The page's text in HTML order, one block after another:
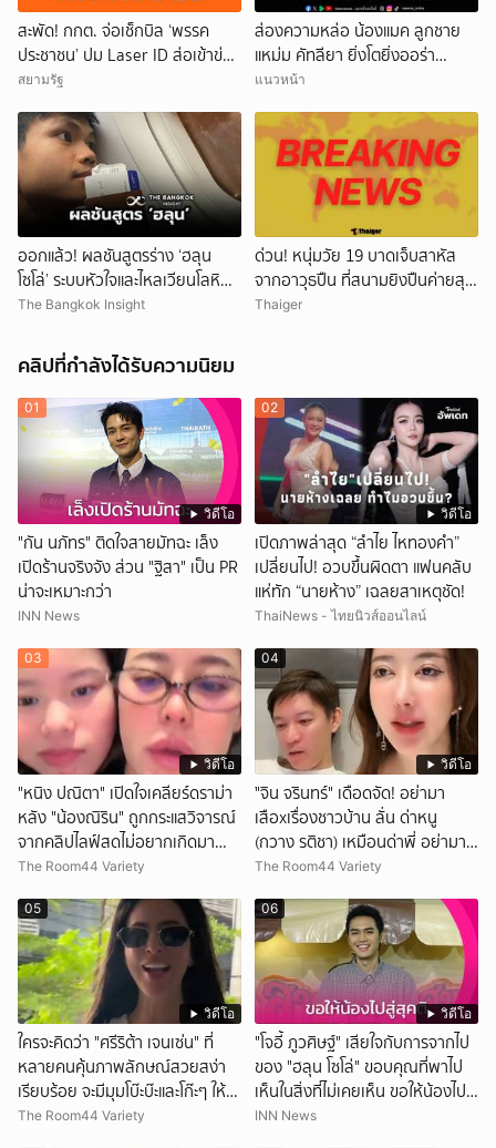
สะพัด! กกต. จ่อเช็กบิล ‘พรรค
ประชาชน’ ปม Laser ID ส่อเข้าข่าย
ยุบพรรคตาม ม.92
สยามรัฐ
ส่องความหล่อ น้องแมค ลูกชาย
แหม่ม คัทลียา ยิ่งโตยิ่งออร่า
พระเอกพุ่ง
แนวหน้า
ออกแล้ว! ผลชันสูตรร่าง ‘ฮลุน
โซโล่’ ระบบหัวใจและไหลเวียนโลหิต
ล้มเหลว
The Bangkok Insight
ด่วน! หนุ่มวัย 19 บาดเจ็บสาหัส
จากอาวุธปืน ที่สนามยิงปืนค่ายสุร
นารี โคราช ตำรวจเร่งสอบสาเหตุ
Thaiger
คลิปที่กำลังได้รับความนิยม
วิดีโอ
01
"กัน นภัทร" ติดใจสายมัทฉะ เล็ง
เปิดร้านจริงจัง ส่วน "ฐิสา" เป็น PR
น่าจะเหมาะกว่า
INN News
วิดีโอ
02
เปิดภาพล่าสุด “ลำไย ไหทองคำ”
เปลี่ยนไป! อวบขึ้นผิดตา แฟนคลับ
แห่ทัก “นายห้าง” เฉลยสาเหตุชัด!
ThaiNews - ไทยนิวส์ออนไลน์
วิดีโอ
03
"หนิง ปณิตา" เปิดใจเคลียร์ดราม่า
หลัง "น้องณิริน" ถูกกระแสวิจารณ์
จากคลิปไลฟ์สดไม่อยากเกิดมา
หน้าเหมือนพ่อ
The Room44 Variety
วิดีโอ
04
ั่"จิน จรินทร์" เดือดจัด! อย่ามา
เสือxเรื่องชาวบ้าน ลั่น ด่าหนู
(กวาง รติชา) เหมือนด่าพี่ อย่ามา
ยุ่งกับคนของผม จบ!!!
The Room44 Variety
วิดีโอ
05
ใครจะคิดว่า "ศรีริต้า เจนเซ่น" ที่
หลายคนคุ้นภาพลักษณ์สวยสง่า
เรียบร้อย จะมีมุมโบ๊ะบ๊ะและโก๊ะๆ ให้ได้
อมยิ้มเหมือนกัน งานนี้ทำเอาแฟนๆ
The Room44 Variety
วิดีโอ
06
"โจอี้ ภูวศิษฐ์" เสียใจกับการจากไป
ของ "ฮลุน โซโล่" ขอบคุณที่พาไป
เห็นในสิ่งที่ไม่เคยเห็น ขอให้น้องไปสู่
สุคติ
INN News